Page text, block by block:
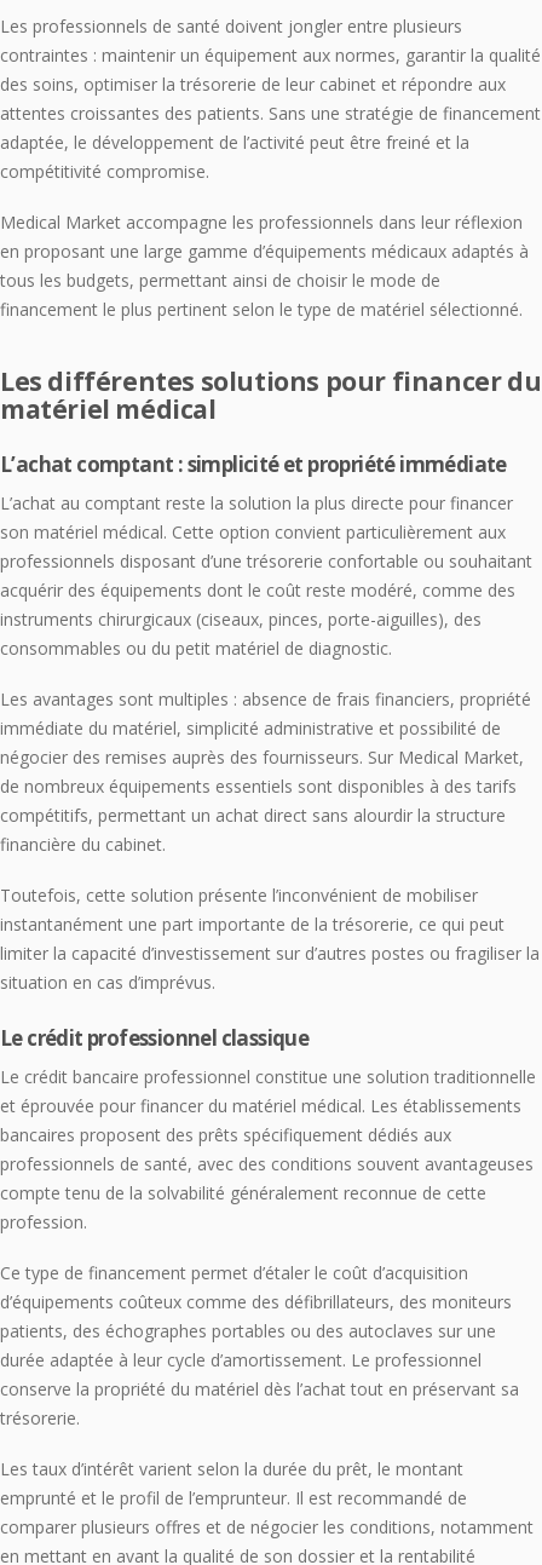
Les professionnels de santé doivent jongler entre plusieurs
contraintes : maintenir un équipement aux normes, garantir la qualité
des soins, optimiser la trésorerie de leur cabinet et répondre aux
attentes croissantes des patients. Sans une stratégie de financement
adaptée, le développement de l’activité peut être freiné et la
compétitivité compromise.
Medical Market accompagne les professionnels dans leur réflexion
en proposant une large gamme d’équipements médicaux adaptés à
tous les budgets, permettant ainsi de choisir le mode de
financement le plus pertinent selon le type de matériel sélectionné.
Les différentes solutions pour financer du
matériel médical
L’achat comptant : simplicité et propriété immédiate
L’achat au comptant reste la solution la plus directe pour financer
son matériel médical. Cette option convient particulièrement aux
professionnels disposant d’une trésorerie confortable ou souhaitant
acquérir des équipements dont le coût reste modéré, comme des
instruments chirurgicaux (ciseaux, pinces, porte-aiguilles), des
consommables ou du petit matériel de diagnostic.
Les avantages sont multiples : absence de frais financiers, propriété
immédiate du matériel, simplicité administrative et possibilité de
négocier des remises auprès des fournisseurs. Sur Medical Market,
de nombreux équipements essentiels sont disponibles à des tarifs
compétitifs, permettant un achat direct sans alourdir la structure
financière du cabinet.
Toutefois, cette solution présente l’inconvénient de mobiliser
instantanément une part importante de la trésorerie, ce qui peut
limiter la capacité d’investissement sur d’autres postes ou fragiliser la
situation en cas d’imprévus.
Le crédit professionnel classique
Le crédit bancaire professionnel constitue une solution traditionnelle
et éprouvée pour financer du matériel médical. Les établissements
bancaires proposent des prêts spécifiquement dédiés aux
professionnels de santé, avec des conditions souvent avantageuses
compte tenu de la solvabilité généralement reconnue de cette
profession.
Ce type de financement permet d’étaler le coût d’acquisition
d’équipements coûteux comme des défibrillateurs, des moniteurs
patients, des échographes portables ou des autoclaves sur une
durée adaptée à leur cycle d’amortissement. Le professionnel
conserve la propriété du matériel dès l’achat tout en préservant sa
trésorerie.
Les taux d’intérêt varient selon la durée du prêt, le montant
emprunté et le profil de l’emprunteur. Il est recommandé de
comparer plusieurs offres et de négocier les conditions, notamment
en mettant en avant la qualité de son dossier et la rentabilité